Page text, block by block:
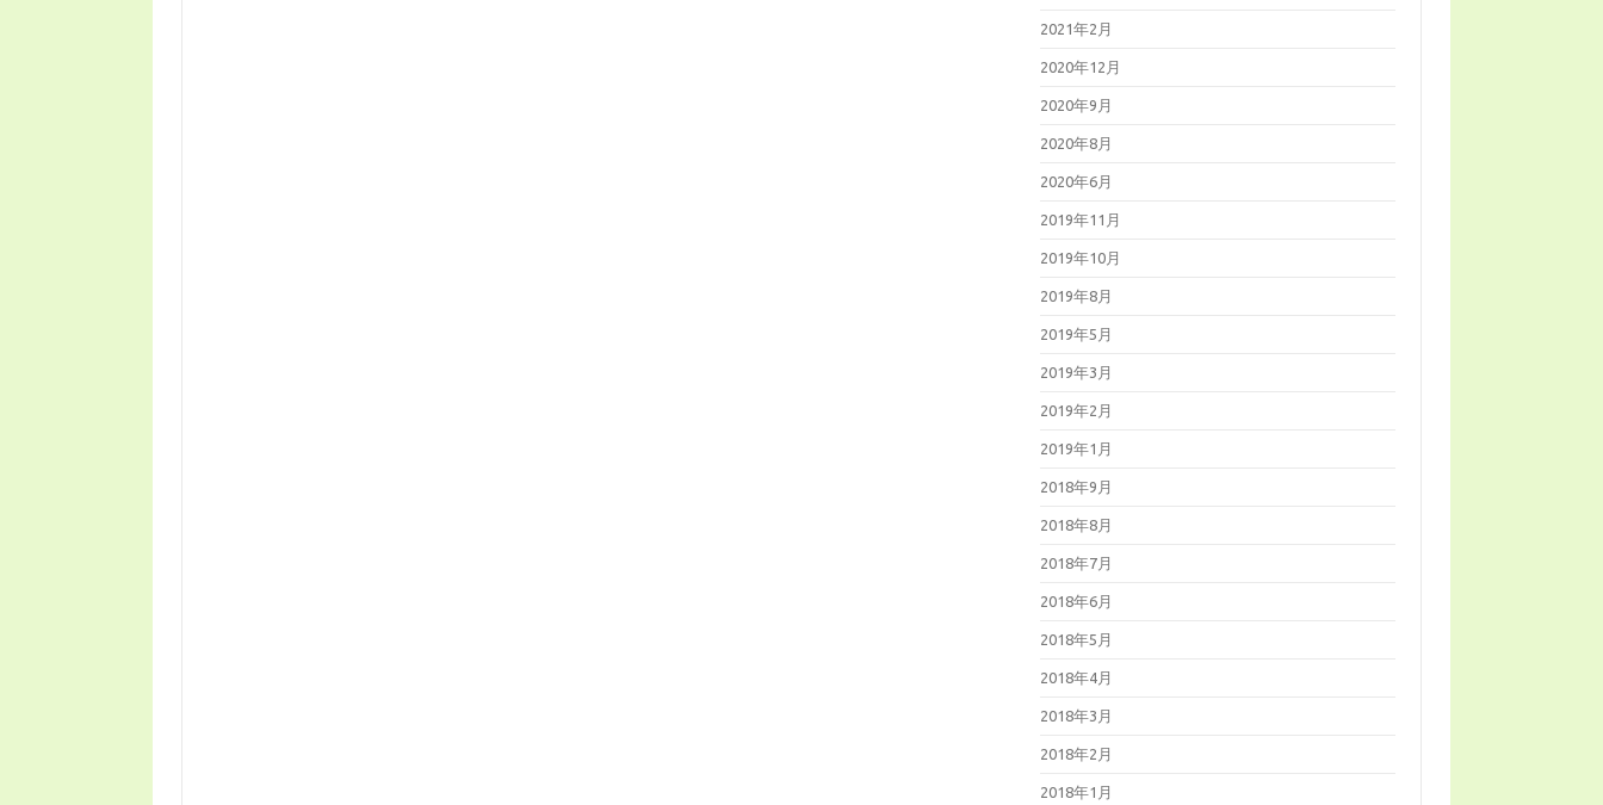
2021年2月
2020年12月
2020年9月
2020年8月
2020年6月
2019年11月
2019年10月
2019年8月
2019年5月
2019年3月
2019年2月
2019年1月
2018年9月
2018年8月
2018年7月
2018年6月
2018年5月
2018年4月
2018年3月
2018年2月
2018年1月